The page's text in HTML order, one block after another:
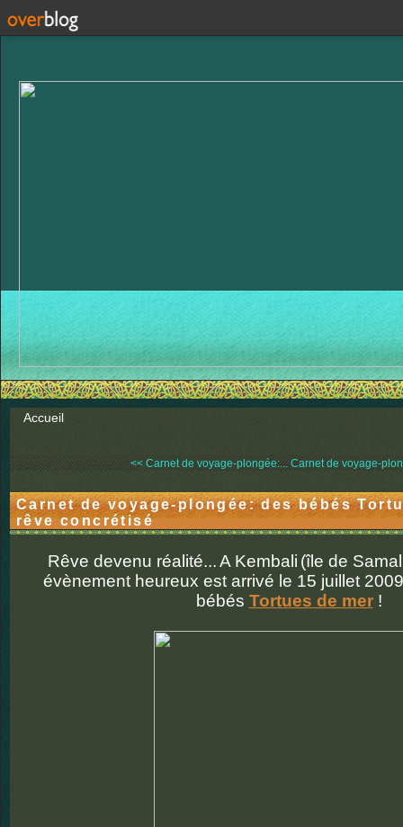
Accueil
<< Carnet de voyage-plongée:... Carnet de voyage-
Carnet de voyage-plongée: des bébés
rêve concrétisé
Rêve devenu réalité...A Kembali (île de
évènement heureux est arrivé le 15 juillet
bébés Tortues de mer!